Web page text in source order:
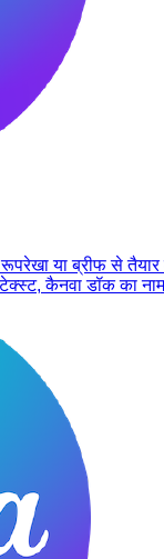
या ब्रीफ से
कैनवा डॉक का